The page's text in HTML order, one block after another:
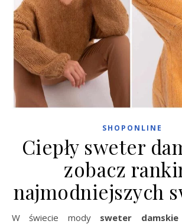
SHOPONLINE
Ciepły sweter
zobacz
najmodniejszych
W świecie mody sweter damskie